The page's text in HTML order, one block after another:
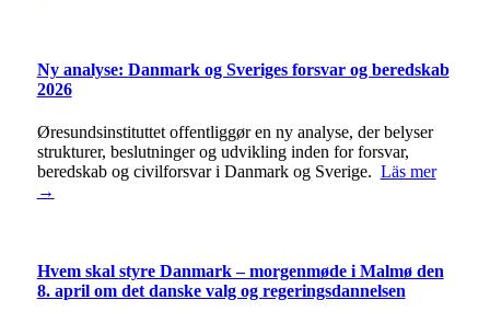
Ny analyse: Danmark og Sveriges forsvar og beredskab
2026
Øresundsinstituttet offentliggør en ny analyse, der belyser
strukturer, beslutninger og udvikling inden for forsvar,
beredskab og civilforsvar i Danmark og Sverige. Läs mer
→
Hvem skal styre Danmark – morgenmøde i Malmø den
8. april om det danske valg og regeringsdannelsen